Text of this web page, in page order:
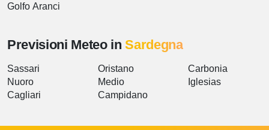
Golfo Aranci
Previsioni Meteo inSardegna
Sassari
Nuoro
Cagliari
Oristano
Medio
Campidano
Carbonia
Iglesias